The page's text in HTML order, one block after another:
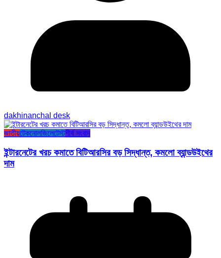
dakhinanchal desk
জাতীয়টেকনোলজিলেটেস্টশীর্ষ সংবাদ
ইন্টারনেটের খরচ কমাতে বিটিআরসির বড় সিদ্ধান্ত, কমলো ব্যান্ডউইথের
দাম